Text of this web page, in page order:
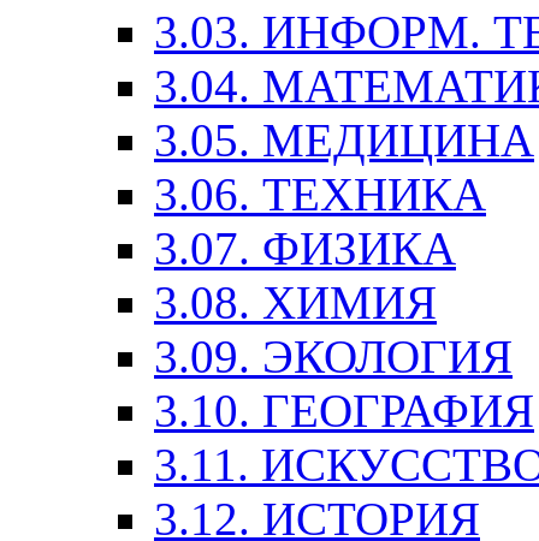
3.03. ИНФОРМ.
3.04.
3.05. МЕДИЦИНА
3.06. ТЕХНИКА
3.07. ФИЗИКА
3.08. ХИМИЯ
3.09. ЭКОЛОГИЯ
3.10. ГЕОГРАФИЯ
3.11.
3.12. ИСТОРИЯ